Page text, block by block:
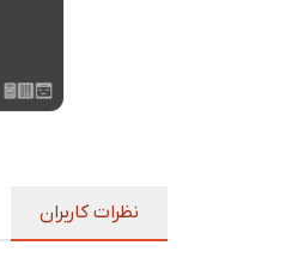
نظرات کاربران